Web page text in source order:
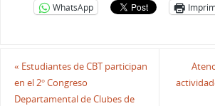
WhatsApp
« Estudiantes de CBT participan
en el 2° Congreso
Departamental de Clubes de